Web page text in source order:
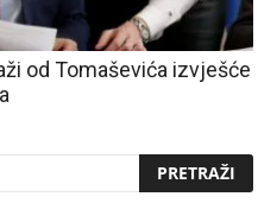
od Tomaševića izvješće